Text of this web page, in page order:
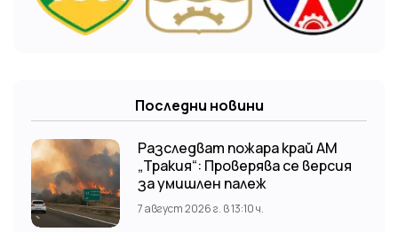
Последни новини
Разследват пожара край АМ
„Тракия“: Проверява се версия
за умишлен палеж
7 август 2026 г. в 13:10 ч.